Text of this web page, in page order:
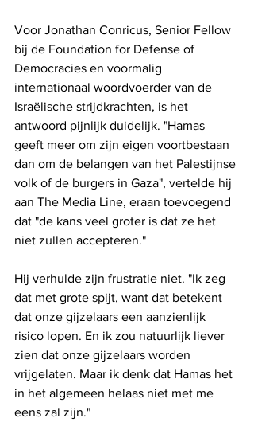
Voor Jonathan Conricus, Senior Fellow
bij de Foundation for Defense of
Democracies en voormalig
internationaal woordvoerder van de
Israëlische strijdkrachten, is het
antwoord pijnlijk duidelijk. "Hamas
geeft meer om zijn eigen voortbestaan ​​
dan om de belangen van het Palestijnse
volk of de burgers in Gaza", vertelde hij
aan The Media Line, eraan toevoegend
dat "de kans veel groter is dat ze het
niet zullen accepteren."
Hij verhulde zijn frustratie niet. "Ik zeg
dat met grote spijt, want dat betekent
dat onze gijzelaars een aanzienlijk
risico lopen. En ik zou natuurlijk liever
zien dat onze gijzelaars worden
vrijgelaten. Maar ik denk dat Hamas het
in het algemeen helaas niet met me
eens zal zijn."